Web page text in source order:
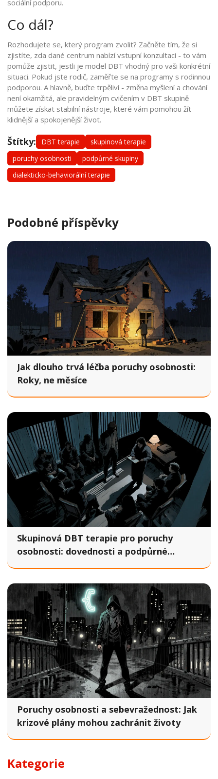
sociální podporu.
Co dál?
Rozhodujete se, který program zvolit? Začněte tím, že si
zjistíte, zda dané centrum nabízí vstupní konzultaci - to vám
pomůže zjistit, jestli je model DBT vhodný pro vaši konkrétní
situaci. Pokud jste rodič, zaměřte se na programy s rodinnou
podporou. A hlavně, buďte trpěliví - změna myšlení a chování
není okamžitá, ale pravidelným cvičením v DBT skupině
můžete získat stabilní nástroje, které vám pomohou žít
klidnější a spokojenější život.
Štítky: DBT terapie
skupinová terapie
poruchy osobnosti
podpůrné skupiny
dialekticko-behaviorální terapie
Podobné příspěvky
Jak dlouho trvá léčba poruchy osobnosti:
Roky, ne měsíce
Skupinová DBT terapie pro poruchy
osobnosti: dovednosti a podpůrné
Poruchy osobnosti a sebevražednost: Jak
krizové plány mohou zachránit životy
Kategorie